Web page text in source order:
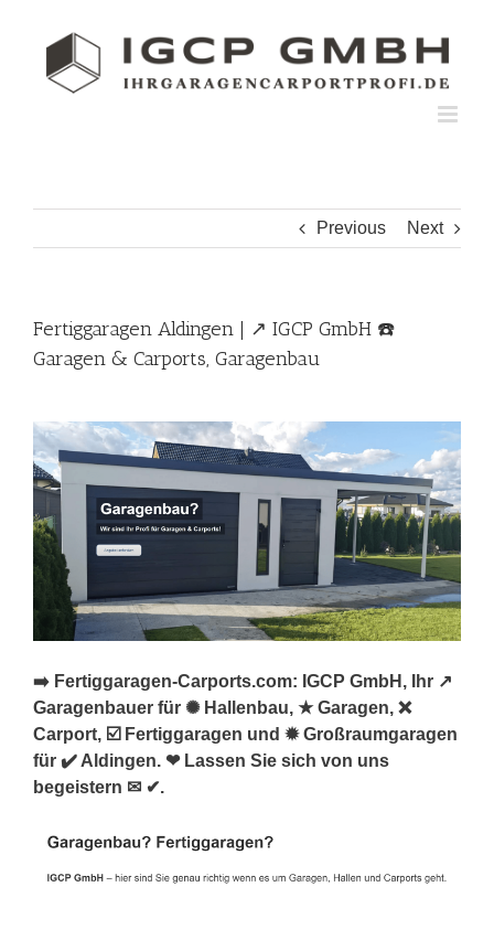
Previous Next
Fertiggaragen Aldingen | ↗️ IGCP GmbH ☎️
Garagen & Carports, Garagenbau
➡️ Fertiggaragen-Carports.com: IGCP GmbH, Ihr ↗️
Garagenbauer für ✺ Hallenbau, ★ Garagen, ❌
Carport, ☑️ Fertiggaragen und ✹ Großraumgaragen
für ✔️ Aldingen. ❤ Lassen Sie sich von uns
begeistern ✉ ✔.